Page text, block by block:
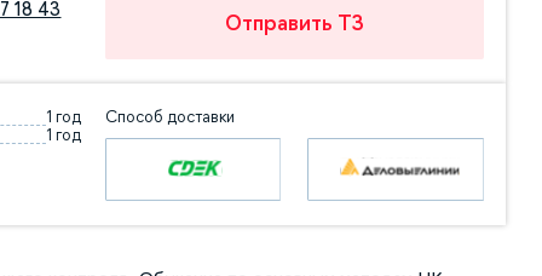
18 43
Отправить ТЗ
1 год
1 год
Способ доставки